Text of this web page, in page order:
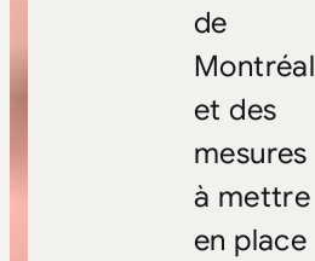
de
Montréal
et des
mesures
à mettre
en place